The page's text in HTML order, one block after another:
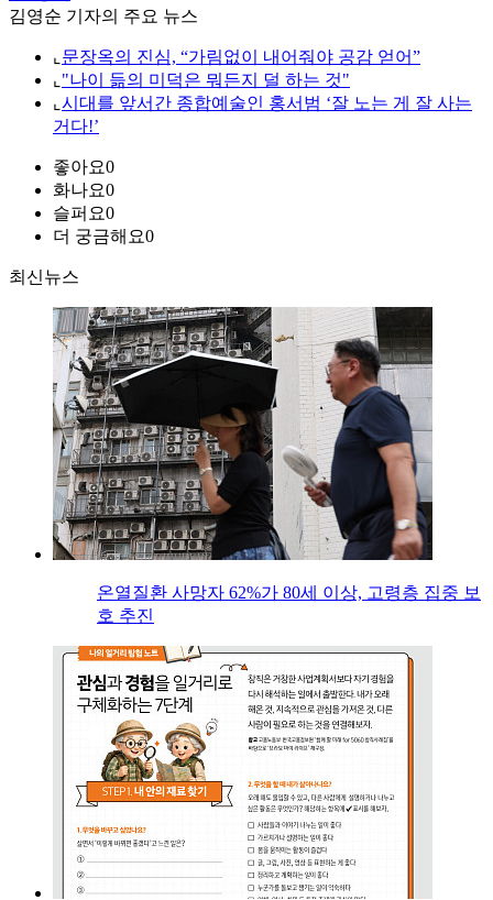
김영순 기자의 주요 뉴스
⌞ 문장옥의 진심, “가림없이 내어줘야 공감 얻어”
⌞ "나이 듦의 미덕은 뭐든지 덜 하는 것"
⌞ 시대를 앞서간 종합예술인 홍서범 ‘잘 노는 게 잘 사는
거다!’
좋아요0
화나요0
슬퍼요0
더 궁금해요0
최신뉴스
온열질환 사망자 62%가 80세 이상, 고령층 집중 보
호 추진